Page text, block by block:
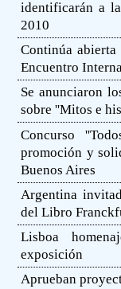
identificarán a
2010
Continúa
Encuentro
Se anunciaron
sobre ''Mitos e
Concurso
promoción y
Buenos Aires
Argentina
del Libro
Lisboa
exposición
Aprueban